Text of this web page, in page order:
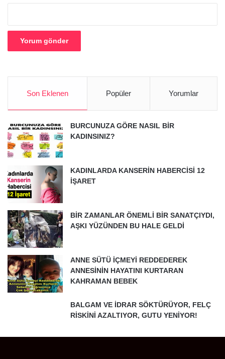
Son Eklenen Popüler Yorumlar
BURCUNUZA GÖRE NASIL BİR
KADINSINIZ?
KADINLARDA KANSERİN HABERCİSİ 12
İŞARET
BİR ZAMANLAR ÖNEMLİ BİR SANATÇIYDI,
AŞKI YÜZÜNDEN BU HALE GELDİ
ANNE SÜTÜ İÇMEYİ REDDEDEREK
ANNESİNİN HAYATINI KURTARAN
KAHRAMAN BEBEK
BALGAM VE İDRAR SÖKTÜRÜYOR, FELÇ
RİSKİNİ AZALTIYOR, GUTU YENİYOR!